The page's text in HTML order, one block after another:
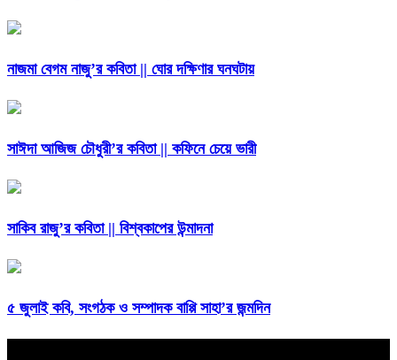
নাজমা বেগম নাজু’র কবিতা || ঘোর দক্ষিণার ঘনঘটায়
সাঈদা আজিজ চৌধুরী’র কবিতা || কফিনে চেয়ে ভারী
সাকিব রাজু’র কবিতা || বিশ্বকাপের উন্মাদনা
৫ জুলাই কবি, সংগঠক ও সম্পাদক বাপ্পি সাহা’র জন্মদিন